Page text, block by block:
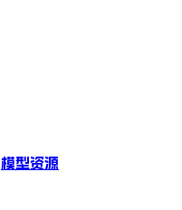
模型资源